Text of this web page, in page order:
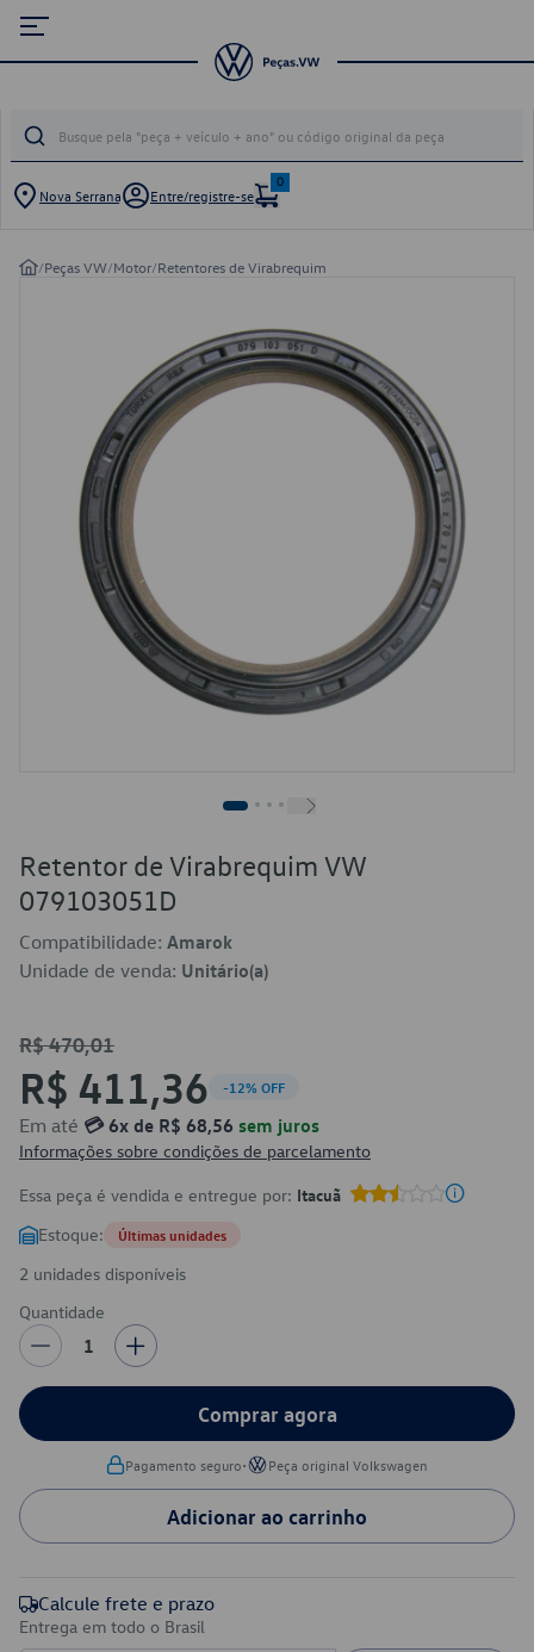
Nova Serrana Entre/registre-se
0
/Peças VW/Motor/Retentores de Virabrequim
Retentor de Virabrequim VW
079103051D
Compatibilidade: Amarok
Unidade de venda: Unitário(a)
R$ 470,01
R$ 411,36 -12% OFF
Em até 💳 6x de R$ 68,56 sem juros
Informações sobre condições de parcelamento
Essa peça é vendida e entregue por: Itacuã
Estoque: Últimas unidades
2 unidades disponíveis
Quantidade
1
Comprar agora
Pagamento seguro• Peça original Volkswagen
Adicionar ao carrinho
Calcule frete e prazo
Entrega em todo o Brasil